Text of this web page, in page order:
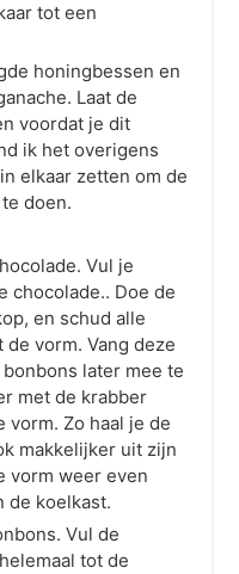
tot een
honingbessen en
Laat de
voordat je dit
ik het overigens
elkaar zetten om de
doen.
Vul je
chocolade.. Doe de
en schud alle
vorm. Vang deze
later mee te
met de krabber
vorm. Zo haal je de
makkelijker uit zijn
vorm weer even
de koelkast.
Vul de
tot de